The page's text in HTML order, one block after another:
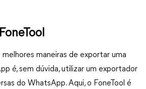
maneiras de exportar uma
é, sem dúvida, utilizar um exportador
do WhatsApp. Aqui, o FoneTool é